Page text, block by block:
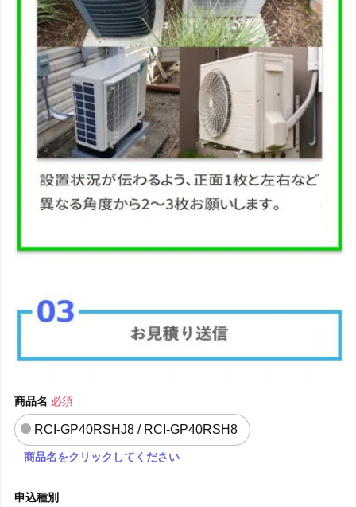
商品名 必須
RCI-GP40RSHJ8 / RCI-GP40RSH8
商品名をクリックしてください
申込種別